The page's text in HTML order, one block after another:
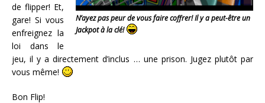
N’ayez pas peur de vous faire coffrer! Il y a peut-être un
Jackpot à la clé!
de flipper! Et,
gare! Si vous
enfreignez la
loi dans le
jeu, il y a directement d’inclus … une prison. Jugez plutôt par
vous même!
Bon Flip!